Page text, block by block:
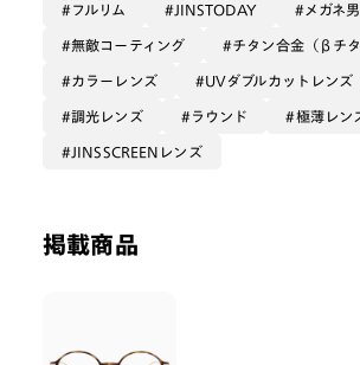
わず選べる素材で、テンプルと鼻パッ
きで抜け感を演出✨️
○普段使いでも良し、カラーレンズや
グラスにしても良しの万能のフレーム
見てください！
フルリム JINSTODAY メガネ
無敵コーティング チタン合金（βチタ
カラーレンズ UVダブルカットレンズ
調光レンズ ラウンド 極薄レン
JINSSCREENレンズ
掲載商品